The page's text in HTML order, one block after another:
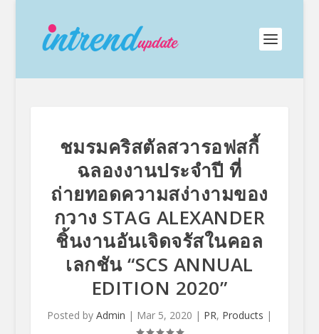
ชมรมคริสตัลสวารอฟสกี้
ฉลองงานประจำปี ที่
ถ่ายทอดความสง่างามของ
กวาง STAG ALEXANDER
ชิ้นงานอันเจิดจรัสในคอล
เลกชัน “SCS ANNUAL
EDITION 2020”
Posted by Admin | Mar 5, 2020 | PR, Products |